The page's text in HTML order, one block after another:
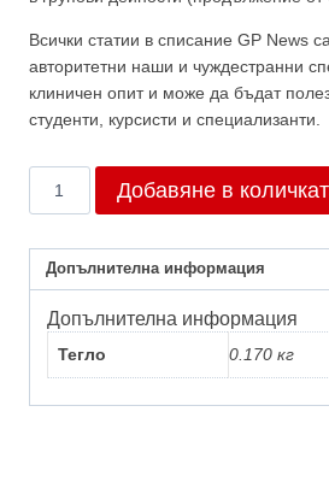
Всички статии в списание GP News
авторитетни наши и чуждестранни
клиничен опит и може да бъдат
студенти, курсисти и специализанти.
3/2021
Добавяне в
Допълнителна информация
Допълнителна информация
Тегло 0.170 кг